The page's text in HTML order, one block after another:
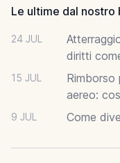
Le ultime dal nostro
24 JUL
diritti
15 JUL
Rimborso
aereo:
9 JUL Come